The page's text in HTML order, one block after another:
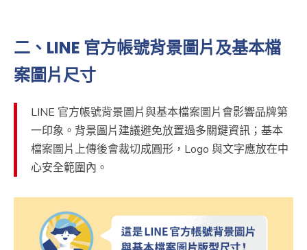
二、LINE 官方帳號背景圖片及基本檔
案圖片尺寸
LINE 官方帳號背景圖片與基本檔案圖片會影響品牌第
一印象。背景圖片建議避免放置過多關鍵資訊；基本
檔案圖片上傳後會裁切成圓形，Logo 與文字應放在中
心安全範圍內。